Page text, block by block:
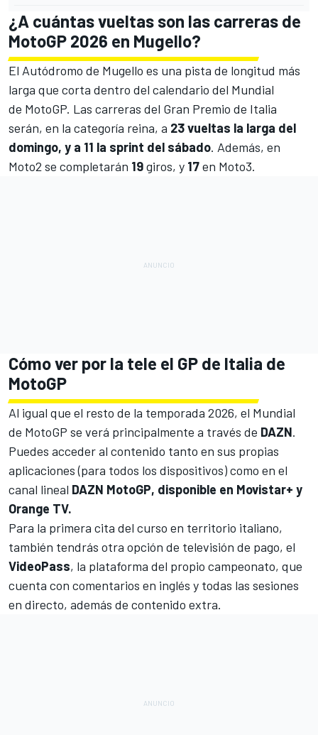
¿A cuántas vueltas son las carreras de
MotoGP 2026 en Mugello?
El Autódromo de Mugello es una pista de longitud más
larga que corta dentro del calendario del Mundial
de MotoGP. Las carreras del Gran Premio de Italia
serán, en la categoría reina, a 23 vueltas la larga del
domingo, y a 11 la sprint del sábado. Además, en
Moto2 se completarán 19giros, y 17en Moto3.
Cómo ver por la tele el GP de Italia de
MotoGP
Al igual que el resto de la temporada 2026, el Mundial
de MotoGP se verá principalmente a través de DAZN.
Puedes acceder al contenido tanto en sus propias
aplicaciones (para todos los dispositivos) como en el
canal lineal DAZN MotoGP, disponible en Movistar+ y
Orange TV.
Para la primera cita del curso en territorio italiano,
también tendrás otra opción de televisión de pago, el
VideoPass, la plataforma del propio campeonato, que
cuenta con comentarios en inglés y todas las sesiones
en directo, además de contenido extra.